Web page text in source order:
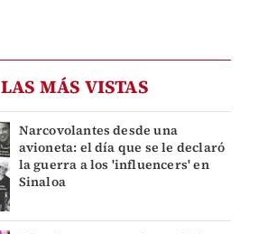
LAS MÁS VISTAS
Narcovolantes desde una
avioneta: el día que se le declaró
la guerra a los 'influencers' en
Sinaloa